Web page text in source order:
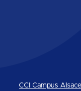
CCI Campus Alsace